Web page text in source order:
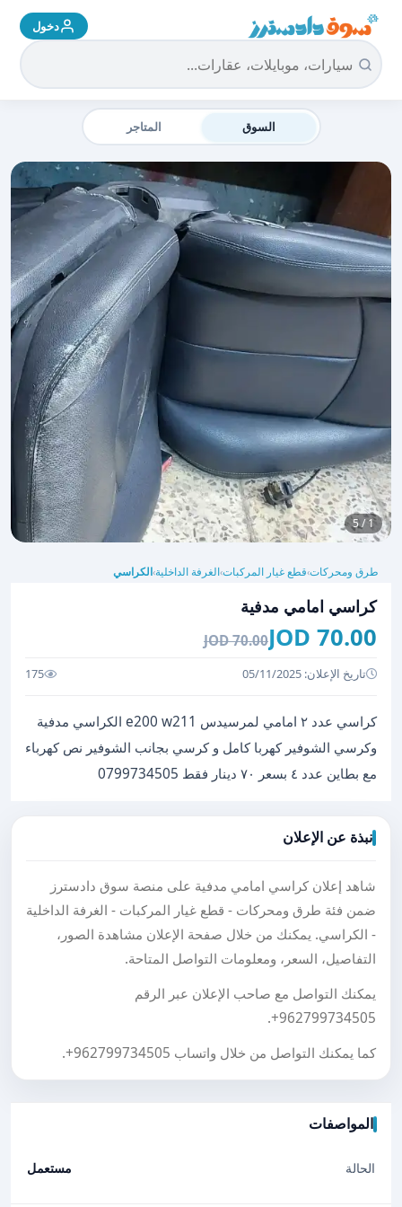
سوق دادسترز الرئيسية دخول
السوق المتاجر
1 / 5
طرق ومحركات›قطع غيار المركبات›الغرفة الداخلية›الكراسي
كراسي امامي مدفية
70.00 JOD
70.00 JOD
تاريخ الإعلان: 05/11/2025 175
كراسي عدد ٢ امامي لمرسيدس e200 w211 الكراسي مدفية
وكرسي الشوفير كهربا كامل و كرسي بجانب الشوفير نص كهرباء
مع بطاين عدد ٤ بسعر ٧٠ دينار فقط 0799734505
نبذة عن الإعلان
شاهد إعلان كراسي امامي مدفية على منصة سوق دادسترز
ضمن فئة طرق ومحركات - قطع غيار المركبات - الغرفة الداخلية
- الكراسي. يمكنك من خلال صفحة الإعلان مشاهدة الصور،
التفاصيل، السعر، ومعلومات التواصل المتاحة.
يمكنك التواصل مع صاحب الإعلان عبر الرقم
+962799734505
.
كما يمكنك التواصل من خلال واتساب +962799734505
.
المواصفات
الحالة مستعمل